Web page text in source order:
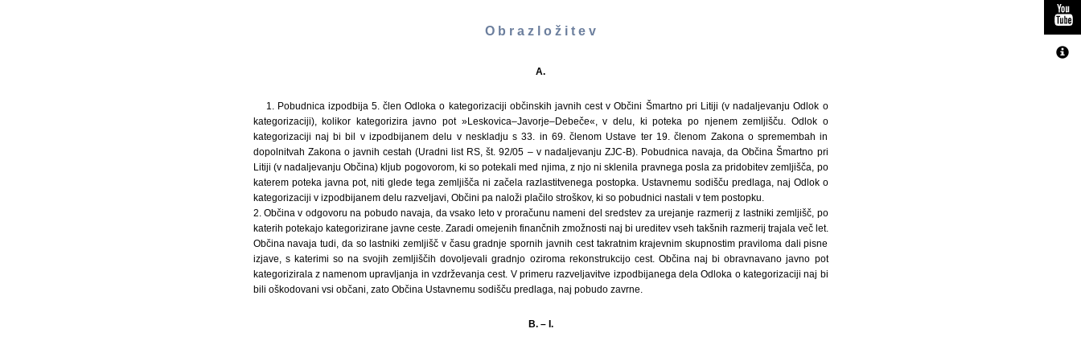
O b r a z l o ž i t e v
A.
1. Pobudnica izpodbija 5. člen Odloka o kategorizaciji občinskih javnih cest v Občini Šmartno pri Litiji (v nadaljevanju Odlok o
kategorizaciji), kolikor kategorizira javno pot »Leskovica–Javorje–Debeče«, v delu, ki poteka po njenem zemljišču. Odlok o
kategorizaciji naj bi bil v izpodbijanem delu v neskladju s 33. in 69. členom Ustave ter 19. členom Zakona o spremembah in
dopolnitvah Zakona o javnih cestah (Uradni list RS, št. 92/05 – v nadaljevanju ZJC-B). Pobudnica navaja, da Občina Šmartno pri
Litiji (v nadaljevanju Občina) kljub pogovorom, ki so potekali med njima, z njo ni sklenila pravnega posla za pridobitev zemljišča, po
katerem poteka javna pot, niti glede tega zemljišča ni začela razlastitvenega postopka. Ustavnemu sodišču predlaga, naj Odlok o
kategorizaciji v izpodbijanem delu razveljavi, Občini pa naloži plačilo stroškov, ki so pobudnici nastali v tem postopku.
2. Občina v odgovoru na pobudo navaja, da vsako leto v proračunu nameni del sredstev za urejanje razmerij z lastniki zemljišč, po
katerih potekajo kategorizirane javne ceste. Zaradi omejenih finančnih zmožnosti naj bi ureditev vseh takšnih razmerij trajala več let.
Občina navaja tudi, da so lastniki zemljišč v času gradnje spornih javnih cest takratnim krajevnim skupnostim praviloma dali pisne
izjave, s katerimi so na svojih zemljiščih dovoljevali gradnjo oziroma rekonstrukcijo cest. Občina naj bi obravnavano javno pot
kategorizirala z namenom upravljanja in vzdrževanja cest. V primeru razveljavitve izpodbijanega dela Odloka o kategorizaciji naj bi
bili oškodovani vsi občani, zato Občina Ustavnemu sodišču predlaga, naj pobudo zavrne.
B. – I.